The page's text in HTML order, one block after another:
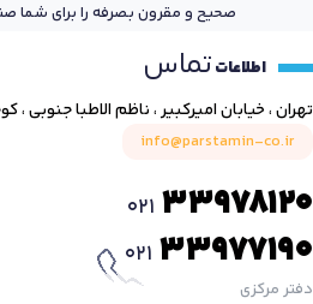
صحیح و مقرون بصرفه را برای شما
اطلاعاتتماس
تهران ، خیابان امیرکبیر ، ناظم الاطبا جنوبی ، کوچه
info@parstamin-co.ir
021 33978120
021 33977190
دفتر مرکزی